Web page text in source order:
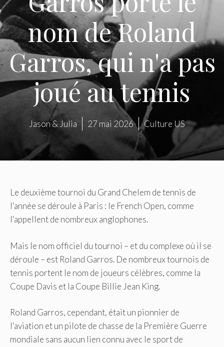
nom de Roland
Garros, qui n'a pas
joué au tennis
Jason & Julia 27 mai 2026 Culture US
Le deuxième tournoi du Grand Chelem de tennis de
l'année se déroule à Paris : le French Open, comme
l'appellent de nombreux anglophones.
Mais le nom officiel du tournoi – et du complexe où il se
déroule – est Roland Garros. De nombreux tournois de
tennis portent le nom de joueurs célèbres, comme la
Coupe Davis et la Coupe Billie Jean King.
Roland Garros, cependant, était un pionnier de
l'aviation et un pilote de chasse de la Première Guerre
mondiale sans aucun lien connu avec le sport de